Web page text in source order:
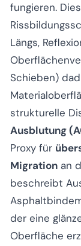
fungieren.
Längs,
Schieben)
strukturelle
Ausblutung
Proxy für
Migration an
beschreibt
der eine
Oberfläche